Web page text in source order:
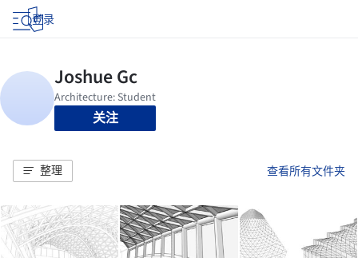
登录
关注
整理 查看所有文件夹